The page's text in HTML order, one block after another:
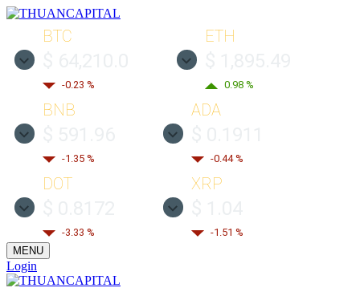
BTC
-0.23 %
ETH
0.98 %
BNB
-1.35 %
ADA
-0.44 %
DOT
-3.33 %
XRP
-1.51 %
MENU
Login